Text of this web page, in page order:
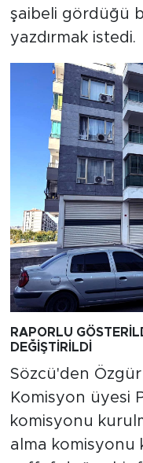
şaibeli gördüğü
yazdırmak istedi.
RAPORLU
DEĞİŞTİRİLDİ
Sözcü'den
Komisyon üyesi
komisyonu
alma komisyonu